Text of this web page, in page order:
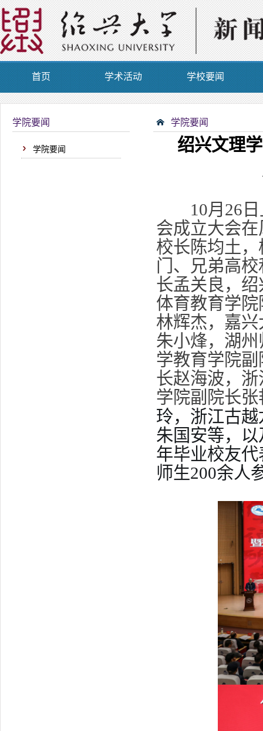
首页 学术活动 学校要闻
学院要闻
学院要闻
学院要闻
绍兴文理
10月26日
会成立大会
校长陈均土
门、兄弟高
长孟关良，
体育教育学
林辉杰，嘉
朱小烽，湖
学教育学院
长赵海波，
学院副院长张
玲，浙江古
朱国安等，
年毕业校友
师生200余人